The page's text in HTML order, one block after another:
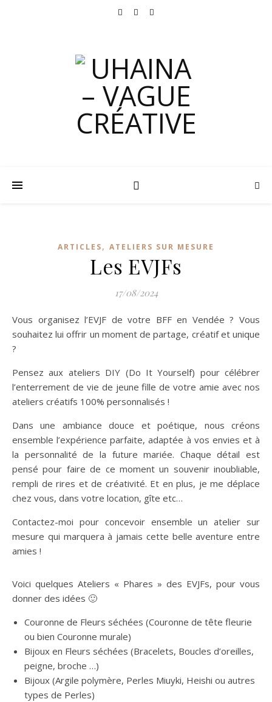
ARTICLES, ATELIERS SUR MESURE
Les EVJFs
17/08/2024
Vous organisez l’EVJF de votre BFF en Vendée ? Vous
souhaitez lui offrir un moment de partage, créatif et unique
?
Pensez aux ateliers DIY (Do It Yourself) pour célébrer
l’enterrement de vie de jeune fille de votre amie avec nos
ateliers créatifs 100% personnalisés !
Dans une ambiance douce et poétique, nous créons
ensemble l’expérience parfaite, adaptée à vos envies et à
la personnalité de la future mariée. Chaque détail est
pensé pour faire de ce moment un souvenir inoubliable,
rempli de rires et de créativité. Et en plus, je me déplace
chez vous, dans votre location, gîte etc…
Contactez-moi pour concevoir ensemble un atelier sur
mesure qui marquera à jamais cette belle aventure entre
amies !
Voici quelques Ateliers « Phares » des EVJFs, pour vous
donner des idées 🙂
Couronne de Fleurs séchées (Couronne de tête fleurie
ou bien Couronne murale)
Bijoux en Fleurs séchées (Bracelets, Boucles d’oreilles,
peigne, broche …)
Bijoux (Argile polymère, Perles Miuyki, Heishi ou autres
types de Perles)